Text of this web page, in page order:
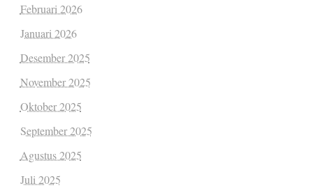
Februari 2026
Januari 2026
Desember 2025
November 2025
Oktober 2025
September 2025
Agustus 2025
Juli 2025